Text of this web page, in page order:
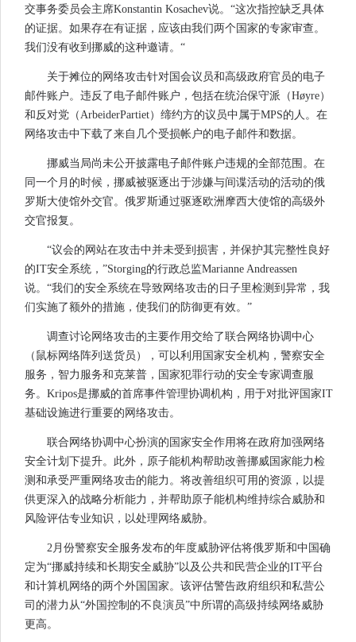
交事务委员会主席Konstantin Kosachev说。“这次指控缺乏具体
的证据。如果存在有证据，应该由我们两个国家的专家审查。
我们没有收到挪威的这种邀请。“
关于摊位的网络攻击针对国会议员和高级政府官员的电子
邮件账户。违反了电子邮件账户，包括在统治保守派（Høyre）
和反对党（ArbeiderPartiet）缔约方的议员中属于MPS的人。在
网络攻击中下载了来自几个受损帐户的电子邮件和数据。
挪威当局尚未公开披露电子邮件账户违规的全部范围。在
同一个月的时候，挪威被驱逐出于涉嫌与间谍活动的活动的俄
罗斯大使馆外交官。俄罗斯通过驱逐欧洲摩西大使馆的高级外
交官报复。
“议会的网站在攻击中并未受到损害，并保护其完整性良好
的IT安全系统，”Storging的行政总监Marianne Andreassen
说。“我们的安全系统在导致网络攻击的日子里检测到异常，我
们实施了额外的措施，使我们的防御更有效。”
调查讨论网络攻击的主要作用交给了联合网络协调中心
（鼠标网络阵列送货员），可以利用国家安全机构，警察安全
服务，智力服务和克莱普，国家犯罪行动的安全专家调查服
务。Kripos是挪威的首席事件管理协调机构，用于对批评国家IT
基础设施进行重要的网络攻击。
联合网络协调中心扮演的国家安全作用将在政府加强网络
安全计划下提升。此外，原子能机构帮助改善挪威国家能力检
测和承受严重网络攻击的能力。将改善组织可用的资源，以提
供更深入的战略分析能力，并帮助原子能机构维持综合威胁和
风险评估专业知识，以处理网络威胁。
2月份警察安全服务发布的年度威胁评估将俄罗斯和中国确
定为“挪威持续和长期安全威胁”以及公共和民营企业的IT平台
和计算机网络的两个外国国家。该评估警告政府组织和私营公
司的潜力从“外国控制的不良演员”中所谓的高级持续网络威胁
更高。